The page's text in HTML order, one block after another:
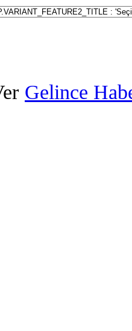
Gelince